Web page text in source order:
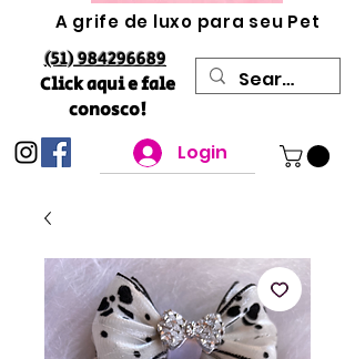
A grife de luxo para seu Pet
(51) 984296689
Click aqui e fale
conosco!
Login